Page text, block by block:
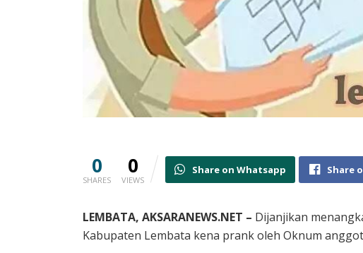
0
SHARES
0
VIEWS
Share on Whatsapp Share
LEMBATA, AKSARANEWS.NET – Dijanjikan
Kabupaten Lembata kena prank oleh Oknum